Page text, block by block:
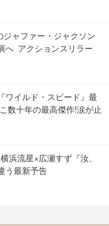
ジャファー・ジャクソン
へ アクションスリラー
ワイルド・スピード』最
数十年の最高傑作!涙が止
浜流星×広瀬すず『汝、
う最新予告